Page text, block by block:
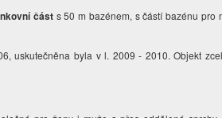
částs 50 m bazénem, s částí bazénu pro
uskutečněna byla v l. 2009 - 2010. Objekt